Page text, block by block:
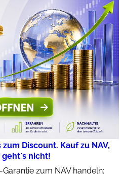
Discount. Kauf zu NAV,
nicht!
zum NAV handeln: